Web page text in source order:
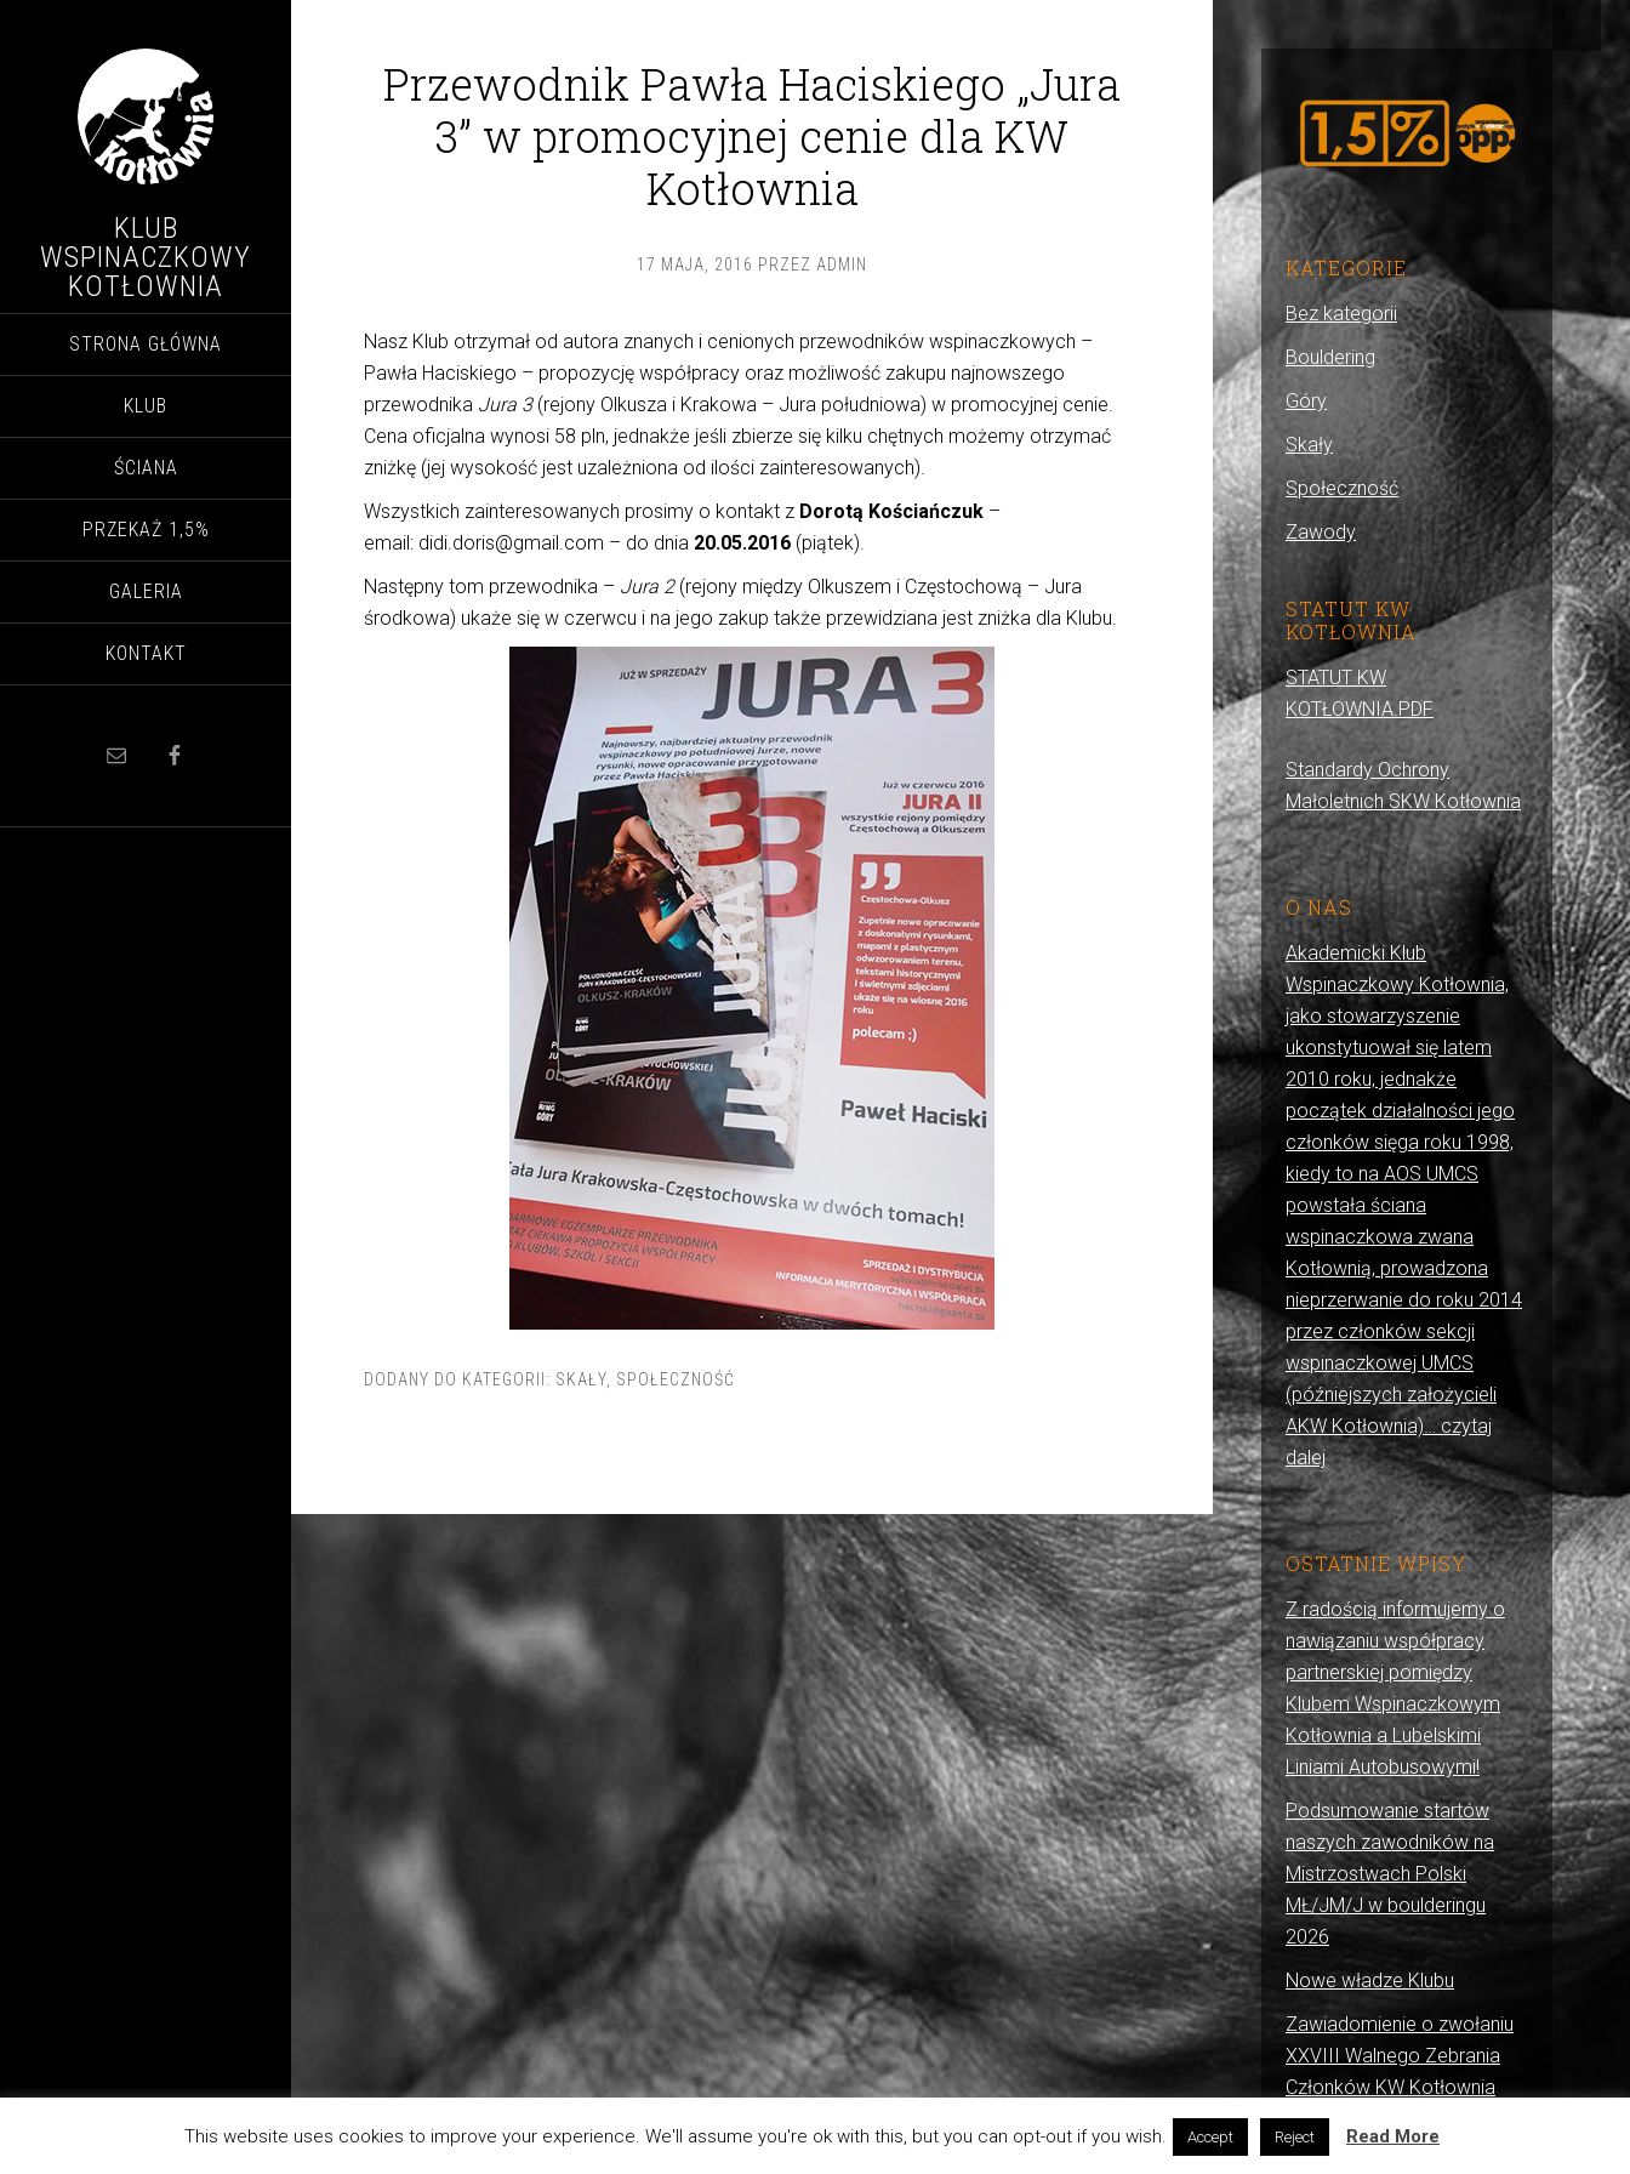
KLUB
WSPINACZKOWY
KOTŁOWNIA
STRONA GŁÓWNA
KLUB
ŚCIANA
PRZEKAŻ 1,5%
GALERIA
KONTAKT
Przewodnik Pawła Haciskiego „Jura
3” w promocyjnej cenie dla KW
Kotłownia
17 MAJA, 2016 PRZEZ ADMIN
Nasz Klub otrzymał od autora znanych i cenionych przewodników wspinaczkowych –
Pawła Haciskiego – propozycję współpracy oraz możliwość zakupu najnowszego
przewodnika Jura 3(rejony Olkusza i Krakowa – Jura południowa) w promocyjnej cenie.
Cena oficjalna wynosi 58 pln, jednakże jeśli zbierze się kilku chętnych możemy otrzymać
zniżkę (jej wysokość jest uzależniona od ilości zainteresowanych).
Wszystkich zainteresowanych prosimy o kontakt z Dorotą Kościańczuk –
email: didi.doris@gmail.com – do dnia 20.05.2016 (piątek).
Następny tom przewodnika – Jura 2(rejony między Olkuszem i Częstochową – Jura
środkowa) ukaże się w czerwcu i na jego zakup także przewidziana jest zniżka dla Klubu.
DODANY DO KATEGORII: SKAŁY SPOŁECZNOŚĆ
KATEGORIE
Bez kategorii
Bouldering
Góry
Skały
Społeczność
Zawody
STATUT KW
KOTŁOWNIA
STATUT KW
KOTŁOWNIA.PDF
Standardy Ochrony
Małoletnich SKW Kotłownia
O NAS
Akademicki Klub
Wspinaczkowy Kotłownia,
jako stowarzyszenie
ukonstytuował się latem
2010 roku, jednakże
początek działalności jego
członków sięga roku 1998,
kiedy to na AOS UMCS
powstała ściana
wspinaczkowa zwana
Kotłownią, prowadzona
nieprzerwanie do roku 2014
przez członków sekcji
wspinaczkowej UMCS
(późniejszych założycieli
AKW Kotłownia)… czytaj
dalej
OSTATNIE WPISY
Z radością informujemy o
nawiązaniu współpracy
partnerskiej pomiędzy
Klubem Wspinaczkowym
Kotłownia a Lubelskimi
Liniami Autobusowymi!
Podsumowanie startów
naszych zawodników na
Mistrzostwach Polski
MŁ/JM/J w boulderingu
2026
Nowe władze Klubu
Zawiadomienie o zwołaniu
XXVIII Walnego Zebrania
Członków KW Kotłownia
This website uses cookies to improve your experience. We'll assume you're ok with this, but you can opt-out if you wish. Accept Reject Read More